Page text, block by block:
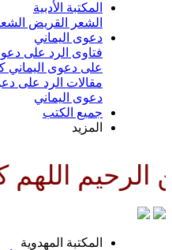
الأدبية
الشعر الشعبي
اليماني
الرد على دعوى اليماني
دعوى اليماني كتب الرد على
الرد على دعوى اليماني
كن لوليك
المهدوية